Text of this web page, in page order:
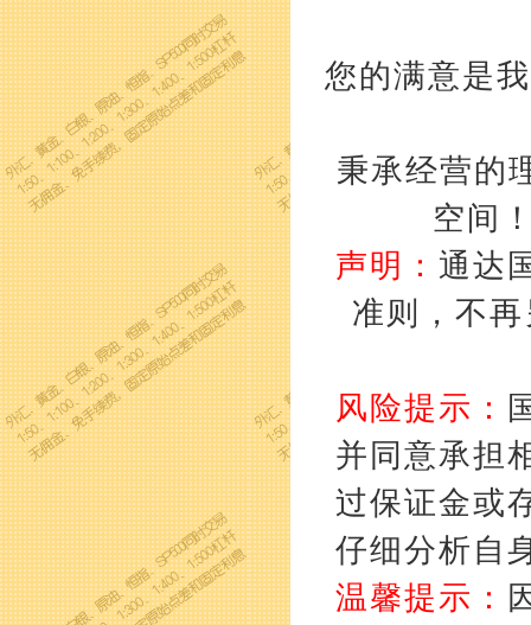
您的满意是
秉承经营的
空间
声明： 通达
准则，不
风险提示：
并同意承担
过保证金或
仔细分析自
温馨提示：